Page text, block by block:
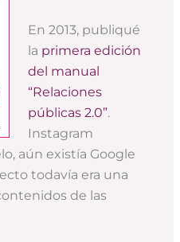
En 2013, publiqué
la primera edición
del manual
“Relaciones
públicas 2.0”.
Instagram
aún existía Google
todavía era una
de las